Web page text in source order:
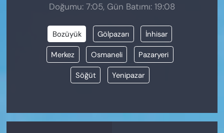
Doğumu: 7:05, Gün Batımı: 19:08
Bozüyük Gölpazarı İnhisar
Merkez Osmaneli Pazaryeri
Söğüt Yenipazar